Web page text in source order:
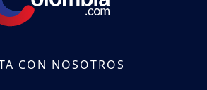
CON NOSOTROS